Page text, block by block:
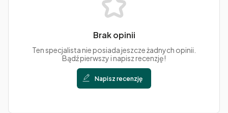
Brak opinii
Ten specjalista nie posiada jeszcze żadnych opinii.
Bądź pierwszy i napisz recenzję!
Napisz recenzję